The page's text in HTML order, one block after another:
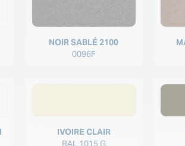
NOIR SABLÉ 2100
0096F
IVOIRE CLAIR
RAL 1015 G